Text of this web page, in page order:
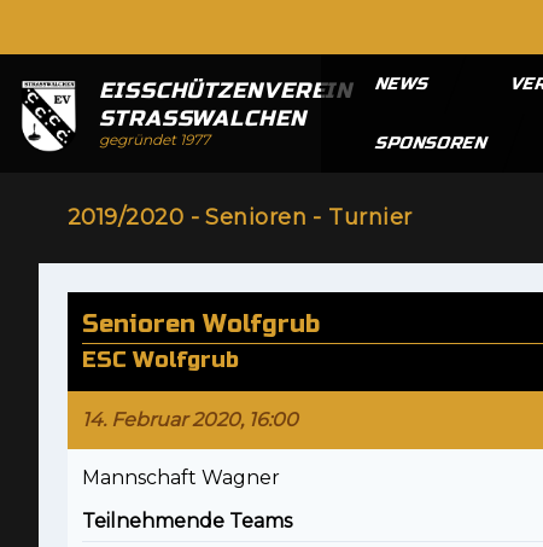
EISSCHÜTZENVEREIN
STRASSWALCHEN
gegründet 1977
NEWS
SPONSOREN
2019/2020 - Senioren - Turnier
Senioren Wolfgrub
ESC Wolfgrub
14. Februar 2020, 16:00
Mannschaft Wagner
Teilnehmende Teams